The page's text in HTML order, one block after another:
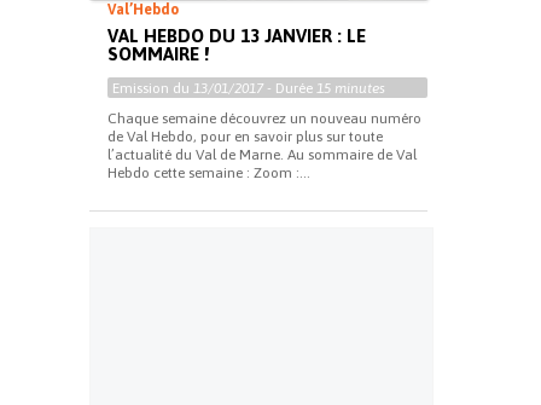
Val’Hebdo
VAL HEBDO DU 13 JANVIER : LE
SOMMAIRE !
Emission du 13/01/2017 - Durée 15 minutes
Chaque semaine découvrez un nouveau numéro
de Val Hebdo, pour en savoir plus sur toute
l’actualité du Val de Marne. Au sommaire de Val
Hebdo cette semaine : Zoom :...